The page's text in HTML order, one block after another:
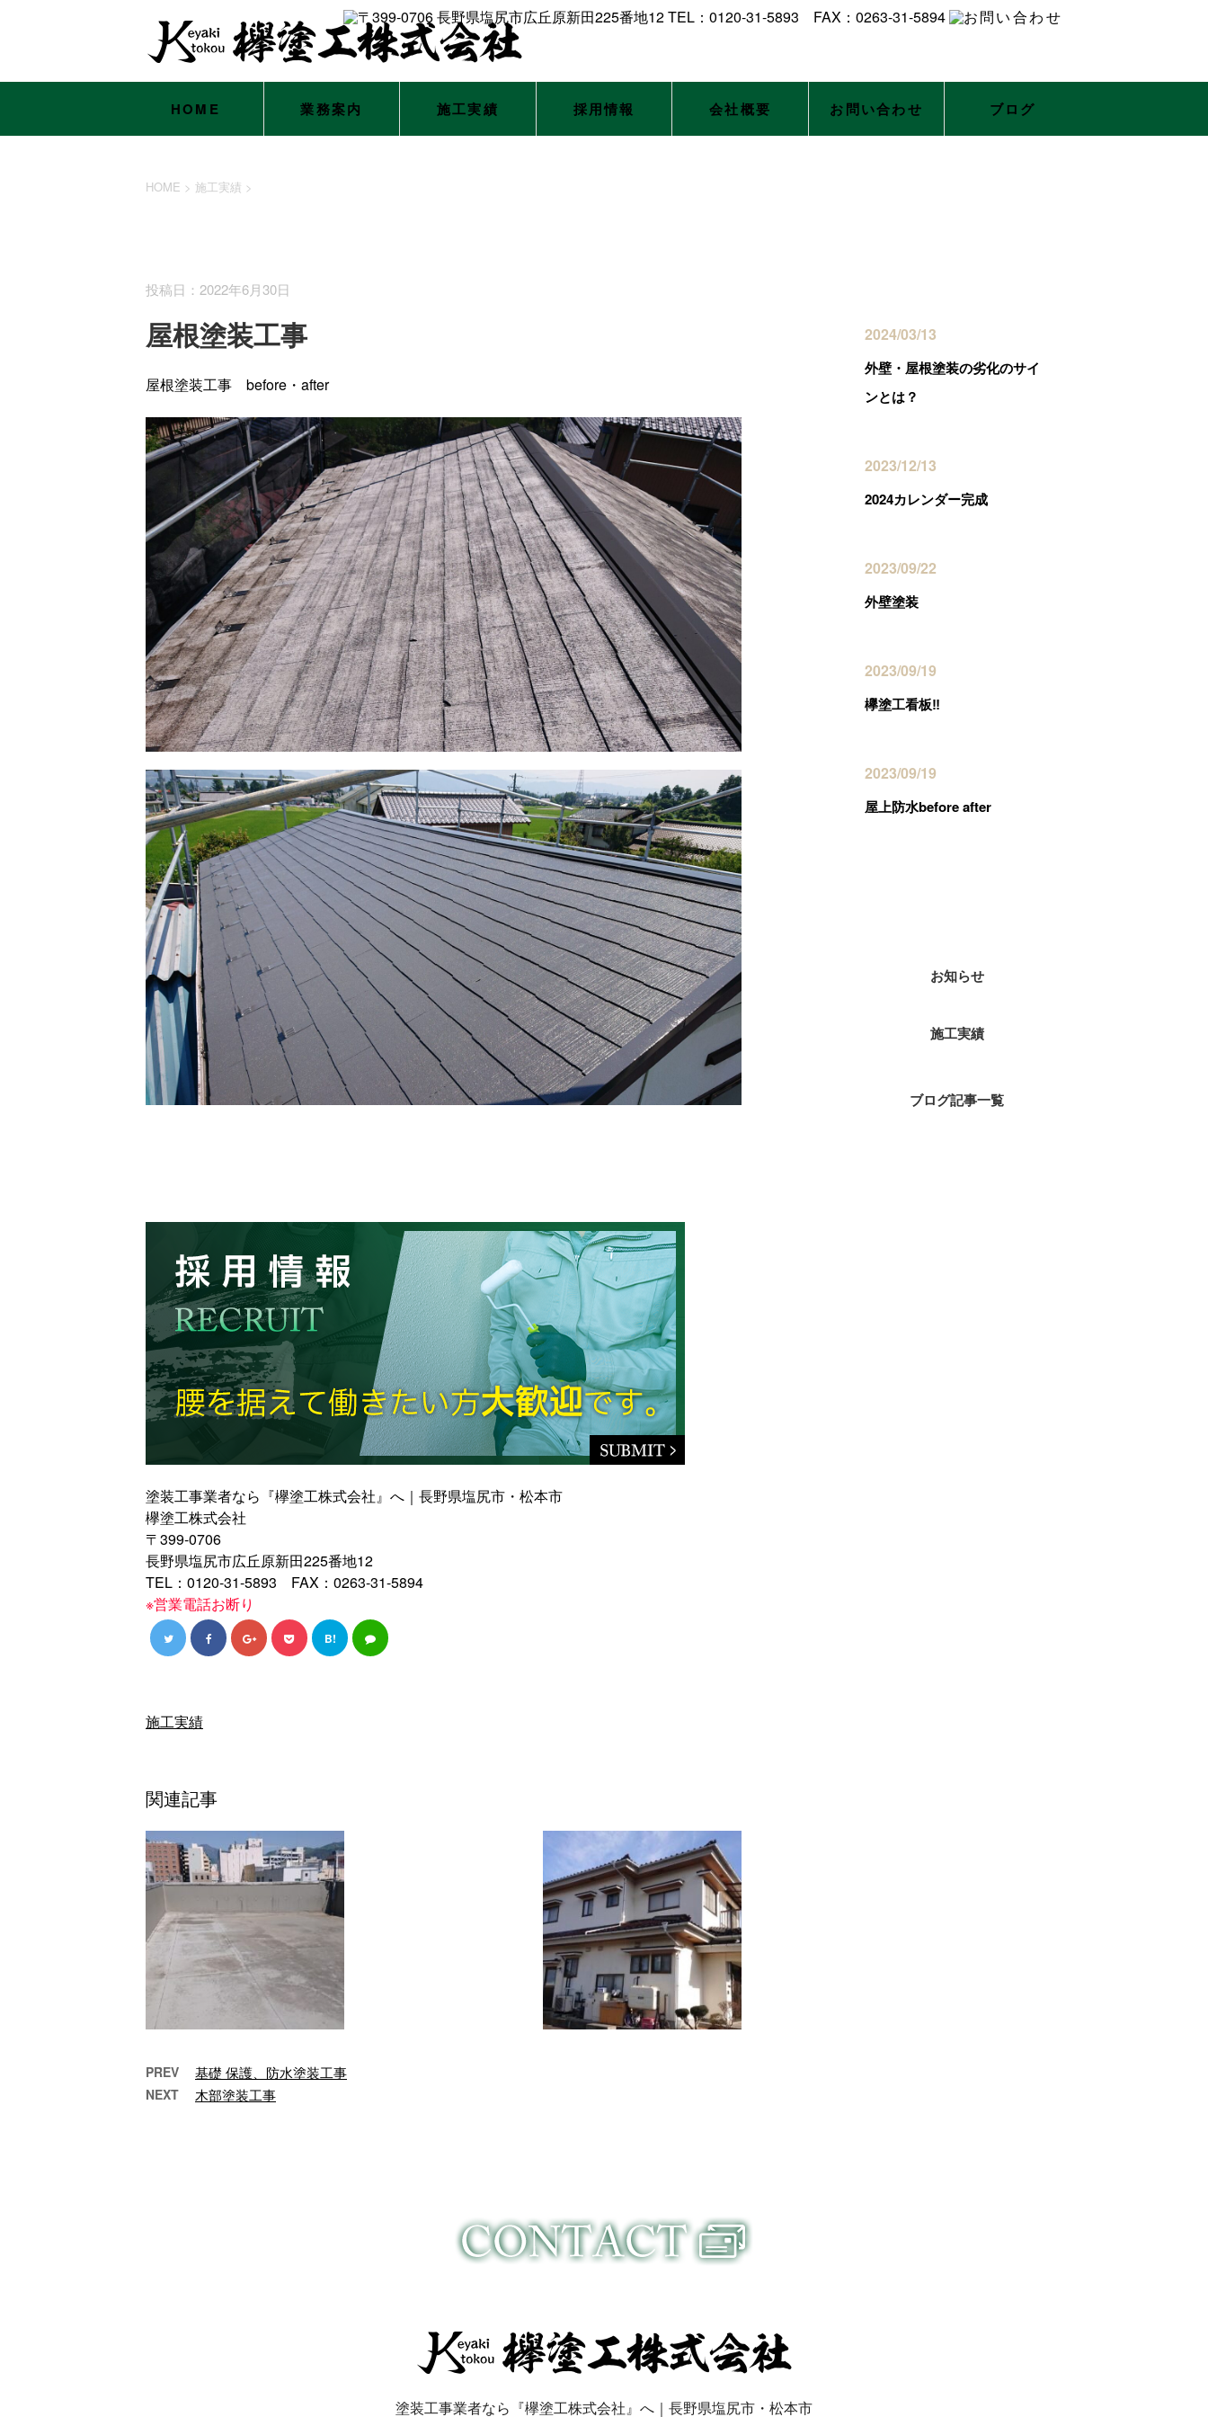
HOME 業務案内 施工実績 採用情報 会社概要 お問い合わせ ブログ
HOME > 施工実績 >
投稿日：2022年6月30日
屋根塗装工事
屋根塗装工事 before・after
塗装工事業者なら『欅塗工株式会社』へ｜長野県塩尻市・松本市
欅塗工株式会社
〒399-0706
長野県塩尻市広丘原新田225番地12
TEL：0120-31-5893 FAX：0263-31-5894
※営業電話お断り
B!
施工実績
関連記事
PREV 基礎 保護、防水塗装工事
NEXT 木部塗装工事
2024/03/13
外壁・屋根塗装の劣化のサイ
ンとは？
2023/12/13
2024カレンダー完成
2023/09/22
外壁塗装
2023/09/19
欅塗工看板‼️
2023/09/19
屋上防水before after
お知らせ
施工実績
ブログ記事一覧
塗装工事業者なら『欅塗工株式会社』へ｜長野県塩尻市・松本市